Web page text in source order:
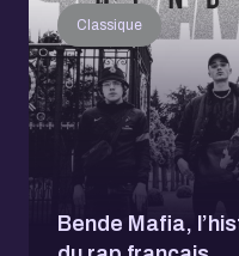
Classique
Bende Mafia,